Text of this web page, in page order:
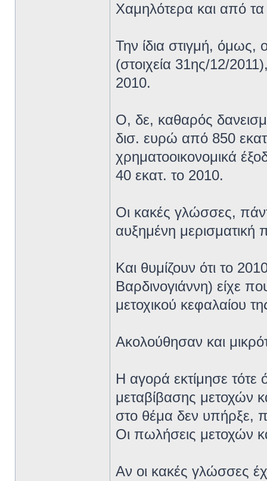
Χαμηλότερα και από
Την ίδια στιγμή, όμως,
(στοιχεία 31ης/12/
2010.
Ο, δε, καθαρός
δισ. ευρώ από 850
χρηματοοικονομικά
40 εκατ. το 2010.
Οι κακές γλώσσες,
αυξημένη μερισματική
Και θυμίζουν ότι το
Βαρδινογιάννη) είχε
μετοχικού κεφαλαίου
Ακολούθησαν και
Η αγορά εκτίμησε τότε
μεταβίβασης μετοχών
στο θέμα δεν υπήρξε,
Οι πωλήσεις μετοχών
Αν οι κακές γλώσσες